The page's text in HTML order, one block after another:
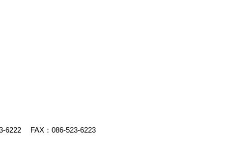
6222
FAX：086-523-6223